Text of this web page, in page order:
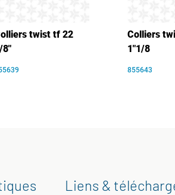
twist tf 22
8"
Colliers
1"1/8
855643
Liens &